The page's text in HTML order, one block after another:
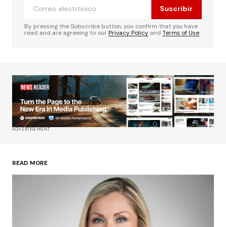
Suscribir
By pressing the Subscribe button, you confirm that you have
read and are agreeing to ourPrivacy Policy and Terms of Use
ADVERTISEMENT
READ MORE